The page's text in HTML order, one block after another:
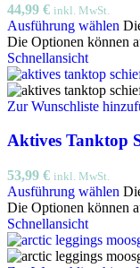
44,99 € inkl. MwSt.
Ausführung wählen
Die Optionen können
Schnellansicht
Zur Wunschliste
Aktives Tanktop
53,99 € inkl. MwSt.
Ausführung wählen
Die Optionen können
Schnellansicht